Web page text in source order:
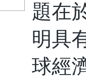
題在
明具
球經